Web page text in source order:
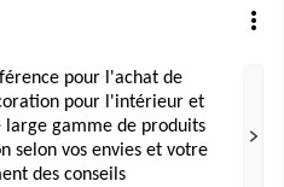
les amateurs de design
ou Minotti incarnent le
et Habitat, quant à eux,
l'aménagement intérieur avec
Cet éventail d'options
pour l'achat de
pour l'intérieur et
large gamme de produits
selon vos envies et votre
des conseils